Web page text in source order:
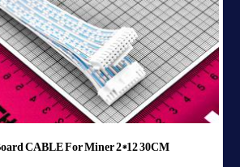
CABLE For Miner 2*12 30CM